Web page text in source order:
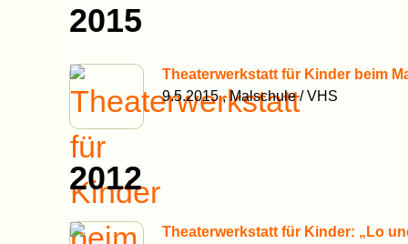
2015
Theaterwerkstatt für Kinder beim
9.5.2015 , Malschule / VHS
2012
Theaterwerkstatt für Kinder: „Lo